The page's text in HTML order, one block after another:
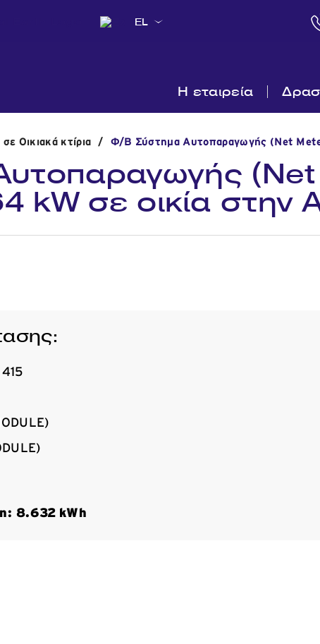
EL
Η εταιρεία
Οικιακά κτίρια / Φ/Β Σύστημα Αυτοπαραγωγής (Net
(Net
kW σε οικία στην
8.632 kWh